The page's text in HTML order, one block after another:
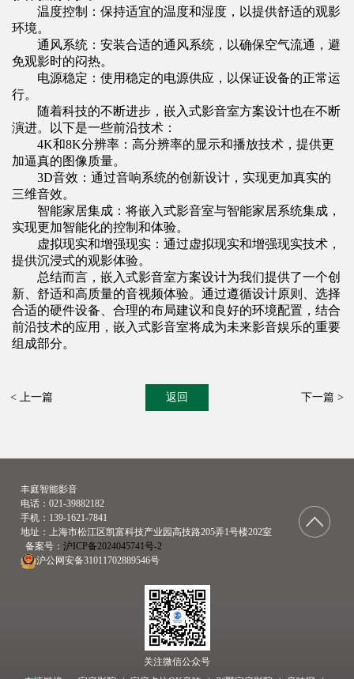
温度控制：保持适宜的温度和湿度，以提供舒适的观影
环境。
通风系统：安装合适的通风系统，以确保空气流通，避
免观影时的闷热。
电源稳定：使用稳定的电源供应，以保证设备的正常运
行。
随着科技的不断进步，嵌入式影音室方案设计也在不断
演进。以下是一些前沿技术：
4K和8K分辨率：高分辨率的显示和播放技术，提供更
加逼真的图像质量。
3D音效：通过音响系统的创新设计，实现更加真实的
三维音效。
智能家居集成：将嵌入式影音室与智能家居系统集成，
实现更加智能化的控制和体验。
虚拟现实和增强现实：通过虚拟现实和增强现实技术，
提供沉浸式的观影体验。
总结而言， 嵌入式影音室方案设计为我们提供了一个创
新、舒适和高质量的音视频体验。通过遵循设计原则、选择
合适的硬件设备、合理的布局建议和良好的环境配置，结合
前沿技术的应用，嵌入式影音室将成为未来影音娱乐的重要
组成部分。
< 上一篇 返回 下一篇 >
丰庭智能影音
电话：021-39882182
手机：139-1621-7841
地址：上海市松江区凯富科技产业园高技路205弄1号楼202室
  备案号：
沪ICP备2024045741号-2
沪公网安备31011702889546号
关注微信公众号